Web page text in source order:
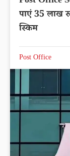
पाएं 35 लाख
स्किम
Post Office